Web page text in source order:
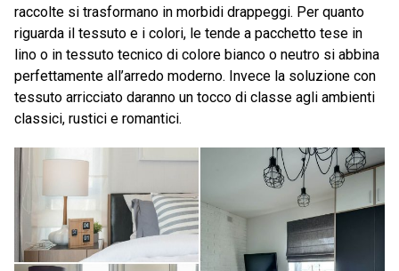
raccolte si trasformano in morbidi drappeggi. Per quanto
riguarda il tessuto e i colori, le tende a pacchetto tese in
lino o in tessuto tecnico di colore bianco o neutro si abbina
perfettamente all’arredo moderno. Invece la soluzione con
tessuto arricciato daranno un tocco di classe agli ambienti
classici, rustici e romantici.